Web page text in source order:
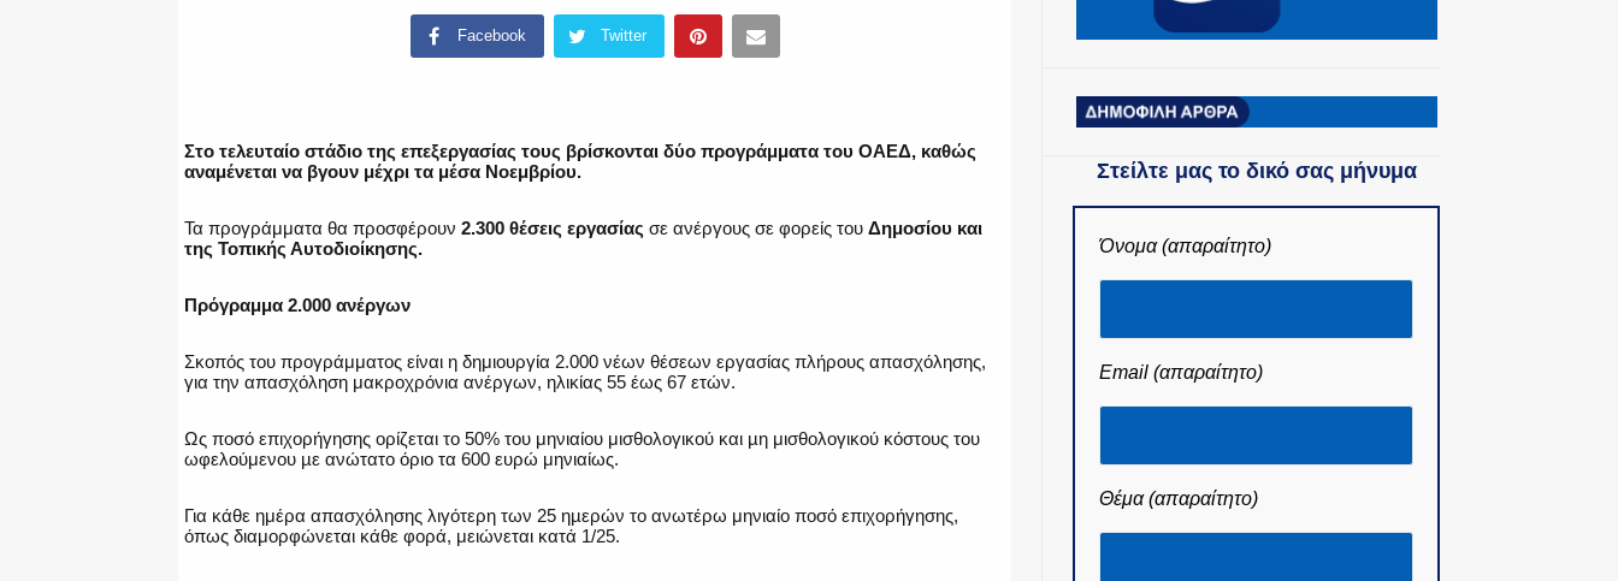
Facebook Twitter
Στο τελευταίο στάδιο της επεξεργασίας τους βρίσκονται δύο προγράμματα του ΟΑΕΔ, καθώς
αναμένεται να βγουν μέχρι τα μέσα Νοεμβρίου.
Τα προγράμματα θα προσφέρουν 2.300 θέσεις εργασίας σε ανέργους σε φορείς του Δημοσίου και
της Τοπικής Αυτοδιοίκησης.
Πρόγραμμα 2.000 ανέργων
Σκοπός του προγράμματος είναι η δημιουργία 2.000 νέων θέσεων εργασίας πλήρους απασχόλησης,
για την απασχόληση μακροχρόνια ανέργων, ηλικίας 55 έως 67 ετών.
Ως ποσό επιχορήγησης ορίζεται το 50% του μηνιαίου μισθολογικού και µη μισθολογικού κόστους του
ωφελούμενου µε ανώτατο όριο τα 600 ευρώ μηνιαίως.
Για κάθε ημέρα απασχόλησης λιγότερη των 25 ηµερών το ανωτέρω μηνιαίο ποσό επιχορήγησης,
όπως διαμορφώνεται κάθε φορά, μειώνεται κατά 1/25.
Στείλτε μας το δικό σας μήνυμα
Όνομα (απαραίτητο)
Email (απαραίτητο)
Θέμα (απαραίτητο)